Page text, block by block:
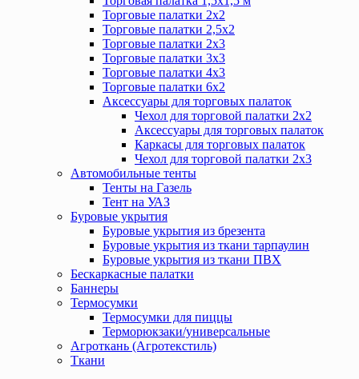
Торговые палатки 2х2
Торговые палатки 2,5х2
Торговые палатки 2х3
Торговые палатки 3х3
Торговые палатки 4х3
Торговые палатки 6х2
Аксессуары для торговых палаток
Чехол для торговой палатки 2х2
Аксессуары для торговых палаток
Каркасы для торговых палаток
Чехол для торговой палатки 2х3
Автомобильные тенты
Тенты на Газель
Тент на УАЗ
Буровые укрытия
Буровые укрытия из брезента
Буровые укрытия из ткани тарпаулин
Буровые укрытия из ткани ПВХ
Бескаркасные палатки
Баннеры
Термосумки
Термосумки для пиццы
Терморюкзаки/универсальные
Агроткань (Агротекстиль)
Ткани